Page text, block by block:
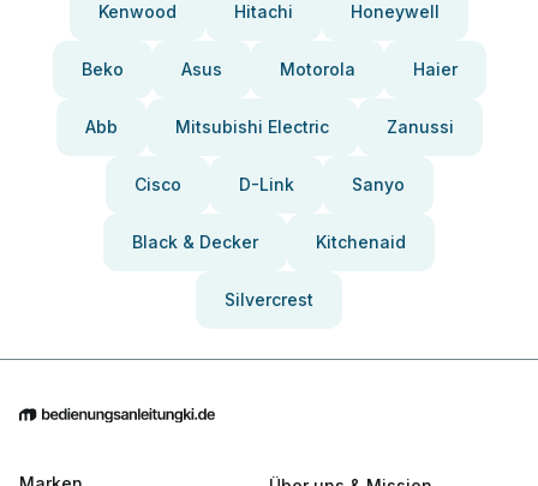
Kenwood Hitachi Honeywell
Beko Asus Motorola Haier
Abb Mitsubishi Electric Zanussi
Cisco D-Link Sanyo
Black & Decker Kitchenaid
Silvercrest